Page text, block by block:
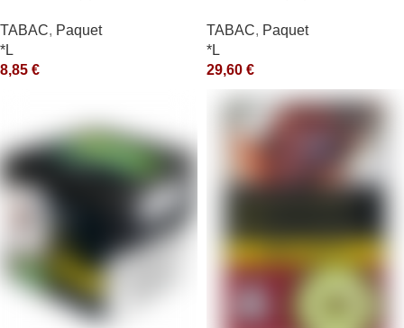
TABAC, Paquet
*L
8,85 €
TABAC, Paquet
*L
29,60 €